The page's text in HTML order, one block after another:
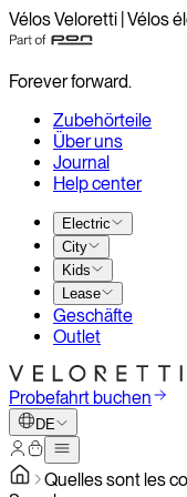
Vélos Veloretti | Vélos
Forever forward.
Zubehörteile
Über uns
Journal
Help center
Electric
City
Kids
Lease
Geschäfte
Outlet
Probefahrt buchen
DE
Quelles sont les